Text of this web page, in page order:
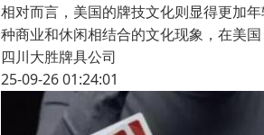
相对而言，美国的牌技文化则显得更加
种商业和休闲相结合的文化现象，在美
四川大胜牌具公司
25-09-26 01:24:01